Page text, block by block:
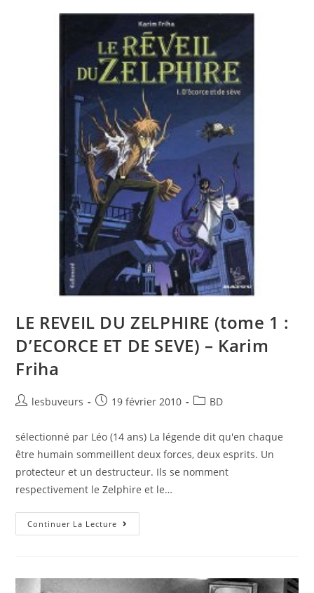
LE REVEIL DU ZELPHIRE (tome 1 :
D’ECORCE ET DE SEVE) – Karim
Friha
lesbuveurs 19 février 2010 BD
sélectionné par Léo (14 ans) La légende dit qu'en chaque
être humain sommeillent deux forces, deux esprits. Un
protecteur et un destructeur. Ils se nomment
respectivement le Zelphire et le…
Continuer La Lecture